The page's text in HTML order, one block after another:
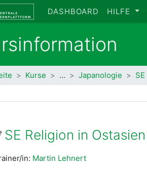
DASHBOARD HILFE
Kurse … Japanologie
SE Religion in
in: Martin Lehnert